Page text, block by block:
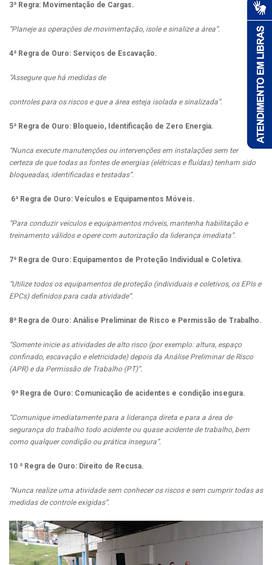
3ª Regra: Movimentação de Cargas.
“Planeje as operações de movimentação, isole e sinalize a área”.
4ª Regra de Ouro: Serviços de Escavação.
“Assegure que há medidas de
controles para os riscos e que a área esteja isolada e sinalizada”.
5ª Regra de Ouro: Bloqueio, Identificação de Zero Energia.
“Nunca execute manutenções ou intervenções em instalações sem ter
certeza de que todas as fontes de energias (elétricas e fluídas) tenham sido
bloqueadas, identificadas e testadas”.
6ª Regra de Ouro: Veículos e Equipamentos Móveis.
“Para conduzir veículos e equipamentos móveis, mantenha habilitação e
treinamento válidos e opere com autorização da liderança imediata”.
7ª Regra de Ouro: Equipamentos de Proteção Individual e Coletiva.
“Utilize todos os equipamentos de proteção (individuais e coletivos, os EPIs e
EPCs) definidos para cada atividade”.
8ª Regra de Ouro: Análise Preliminar de Risco e Permissão de Trabalho.
“Somente inicie as atividades de alto risco (por exemplo: altura, espaço
confinado, escavação e eletricidade) depois da Análise Preliminar de Risco
(APR) e da Permissão de Trabalho (PT)”.
9ª Regra de Ouro: Comunicação de acidentes e condição insegura.
“Comunique imediatamente para a liderança direta e para a área de
segurança do trabalho todo acidente ou quase acidente de trabalho, bem
como qualquer condição ou prática insegura”.
10 ª Regra de Ouro: Direito de Recusa.
“Nunca realize uma atividade sem conhecer os riscos e sem cumprir todas as
medidas de controle exigidas”.